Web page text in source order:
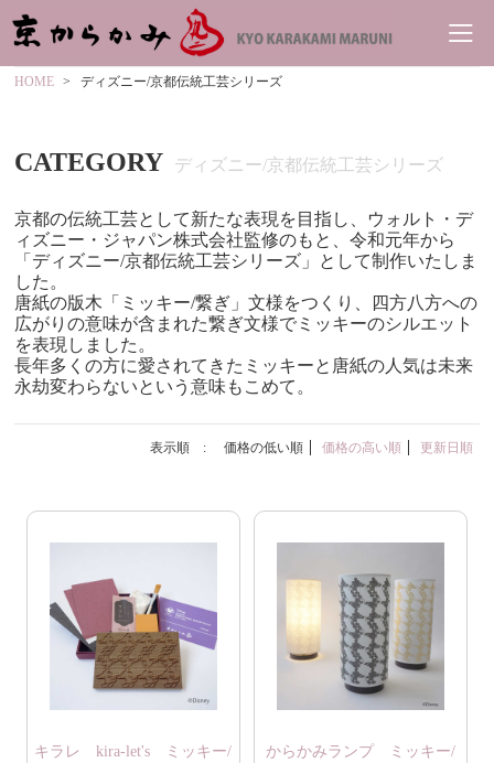
HOME ディズニー/京都伝統工芸シリーズ
CATEGORY ディズニー/京都伝統工芸シリーズ
京都の伝統工芸として新たな表現を目指し、ウォルト・デ
ィズニー・ジャパン株式会社監修のもと、令和元年から
「ディズニー/京都伝統工芸シリーズ」として制作いたしま
した。
唐紙の版木「ミッキー/繋ぎ」文様をつくり、四方八方への
広がりの意味が含まれた繋ぎ文様でミッキーのシルエット
を表現しました。
長年多くの方に愛されてきたミッキーと唐紙の人気は未来
永劫変わらないという意味もこめて。
表示順 : 価格の低い順 価格の高い順 更新日順
キラレ kira-let's ミッキー/
からかみランプ ミッキー/